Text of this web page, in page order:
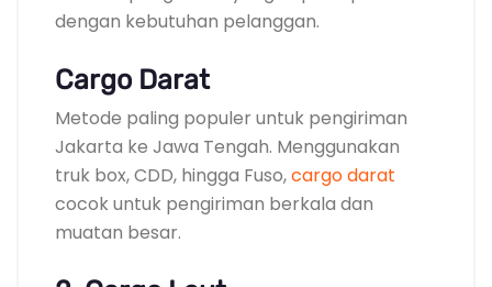
dengan kebutuhan pelanggan.
Cargo Darat
Metode paling populer untuk pengiriman
Jakarta ke Jawa Tengah. Menggunakan
truk box, CDD, hingga Fuso,cargo darat
cocok untuk pengiriman berkala dan
muatan besar.